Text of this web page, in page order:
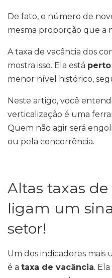
De fato, o número de
mesma proporção que a
A taxa de vacância dos
mostra isso. Ela está
menor nível histórico,
Neste artigo, você
verticalização é uma
Quem não agir será
ou pela concorrência.
Altas taxas
ligam um
setor!
Um dos indicadores mais
é a taxa de vacância.